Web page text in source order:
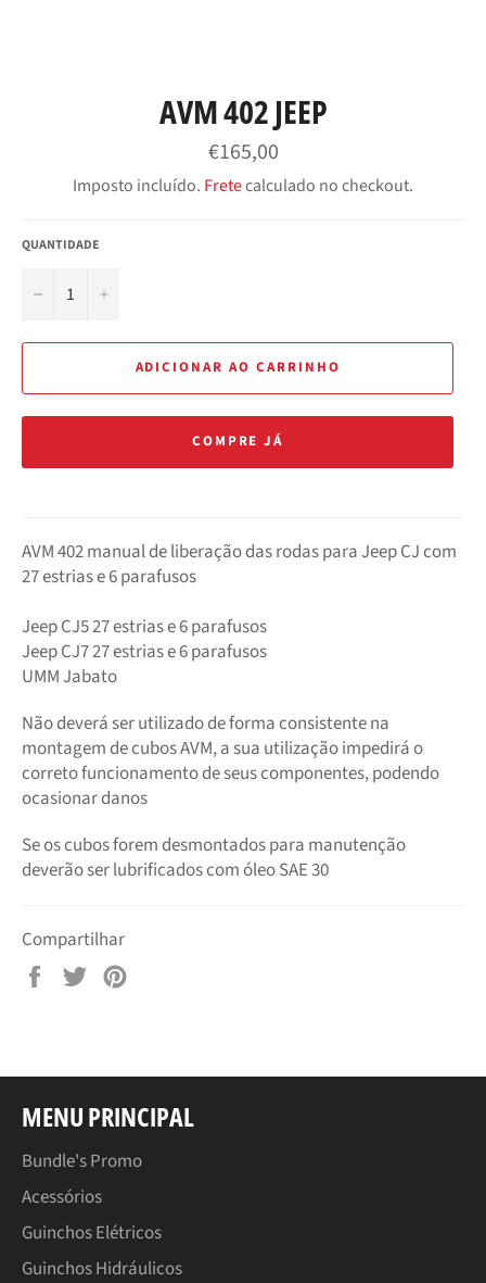
AVM 402 JEEP
Preço
normal
€165,00
Imposto incluído. Fretecalculado no checkout.
QUANTIDADE
− +
ADICIONAR AO CARRINHO
COMPRE JÁ
AVM 402 manual de liberação das rodas para Jeep CJ com
27 estrias e 6 parafusos
Jeep CJ5 27 estrias e 6 parafusos
Jeep CJ7 27 estrias e 6 parafusos
UMM Jabato
Não deverá ser utilizado de forma consistente na
montagem de cubos AVM, a sua utilização impedirá o
correto funcionamento de seus componentes, podendo
ocasionar danos
Se os cubos forem desmontados para manutenção
deverão ser lubrificados com óleo SAE 30
Compartilhar
Compartilhar
Tuitar
MENU PRINCIPAL
Bundle's Promo
Acessórios
Guinchos Elétricos
Guinchos Hidráulicos